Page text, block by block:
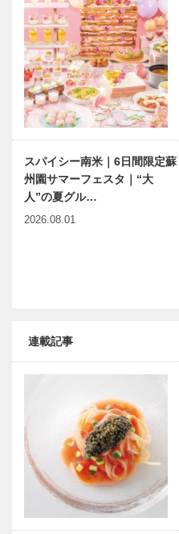
スパイシー南米｜6日間限定蘇
州園サマーフェスタ｜“大
人”の夏グル…
2026.08.01
連載記事